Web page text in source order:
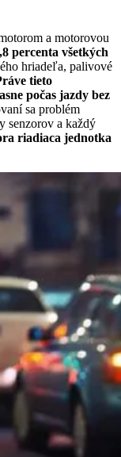
a motorovou
percenta všetkých
hriadeľa, palivové
tieto
počas jazdy bez
sa problém
senzorov a každý
riadiaca jednotka